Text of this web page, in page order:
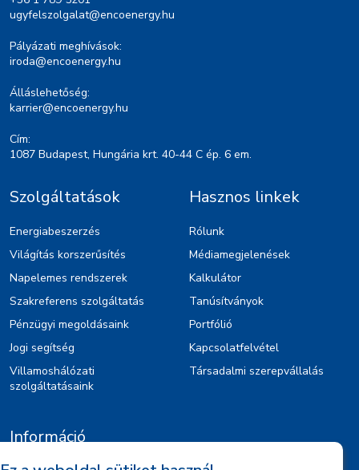
ugyfelszolgalat@encoenergy.hu
Pályázati meghívások:
iroda@encoenergy.hu
Álláslehetőség:
karrier@encoenergy.hu
Cím:
1087 Budapest, Hungária krt. 40-44 C ép. 6 em.
Szolgáltatások
Energiabeszerzés
Világítás korszerűsítés
Napelemes rendszerek
Szakreferens szolgáltatás
Pénzügyi megoldásaink
Jogi segítség
Villamoshálózati
szolgáltatásaink
Hasznos linkek
Rólunk
Médiamegjelenések
Kalkulátor
Tanúsítványok
Portfólió
Kapcsolatfelvétel
Társadalmi szerepvállalás
Információ